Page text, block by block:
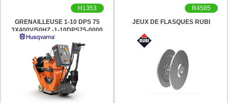
GRENAILLEUSE 1-10 DPS 75
3X400V/50HZ -1-10DPS75-0000
HUSQVARNA
H1353
JEUX DE FLASQUES RUBI
R4585